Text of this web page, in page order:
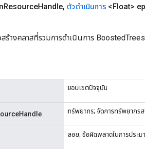
ResourceHandle, ตัวดำเนินการ <Float>
สร้างคลาสที่รวมการดำเนินการ
ขอบเขตปัจจุบัน
ทรัพยากร; จัดการทรัพยากร
ลอย; ข้อผิดพลาดในการประ